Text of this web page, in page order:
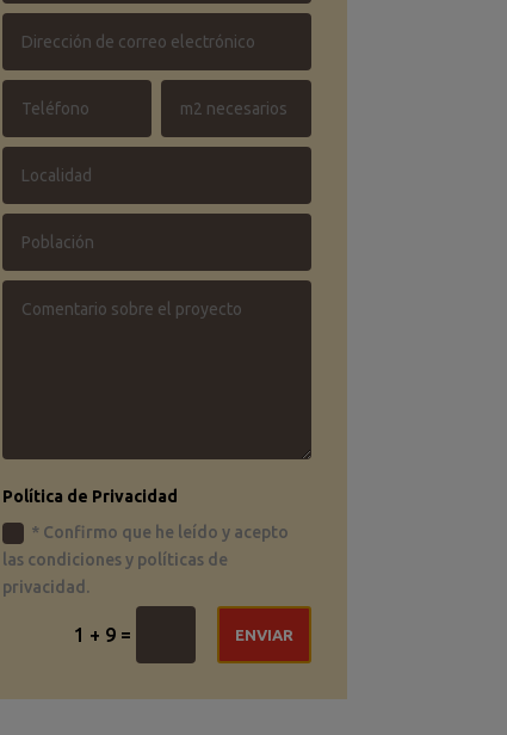
Política de Privacidad
* Confirmo que he leído y acepto
las condiciones y políticas de
privacidad.
1 + 9= ENVIAR